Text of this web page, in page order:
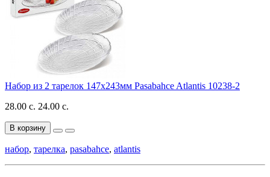
Набор из 2 тарелок 147х243мм Pasabahce Atlantis 10238-2
28.00 с. 24.00 с.
В корзину
набор, тарелка, pasabahce, atlantis